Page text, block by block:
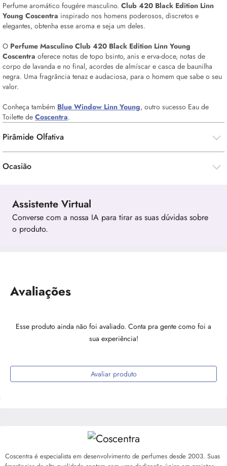
Perfume aromático fougére masculino. Club 420 Black Edition Linn
Young Coscentra inspirado nos homens poderosos, discretos e
elegantes, obtenha esse aroma e seja um deles.
O Perfume Masculino Club 420 Black Edition Linn Young
Coscentra oferece notas de topo bsinto, anis e erva-doce, notas de
corpo de lavanda e no final, acordes de almíscar e casca de baunilha
negra. Uma fragrância tenaz e audaciosa, para o homem que sabe o seu
valor.
Conheça também Blue Window Linn Young, outro sucesso Eau de
Toilette de Coscentra.
Pirâmide Olfativa
Ocasião
Assistente Virtual
Converse com a nossa IA para tirar as suas dúvidas sobre
o produto.
Avaliações
Esse produto ainda não foi avaliado. Conta pra gente como foi a
sua experiência!
Avaliar produto
Coscentra é especialista em desenvolvimento de perfumes desde 2003. Suas